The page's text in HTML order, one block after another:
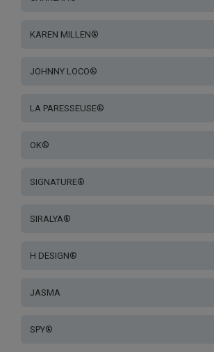
KAREN MILLEN®
JOHNNY LOCO®
LA PARESSEUSE®
OK®
SIGNATURE®
SIRALYA®
H DESIGN®
JASMA
SPY®